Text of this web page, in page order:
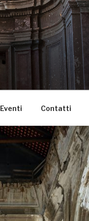
Eventi Contatti